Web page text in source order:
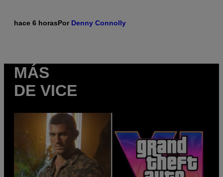
hace 6 horasPor Denny Connolly
MÁS
DE VICE